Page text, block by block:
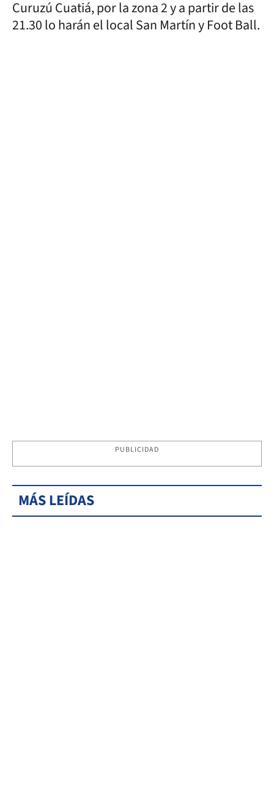
Curuzú Cuatiá, por la zona 2 y a partir de las
21.30 lo harán el local San Martín y Foot Ball.
PUBLICIDAD
MÁS LEÍDAS